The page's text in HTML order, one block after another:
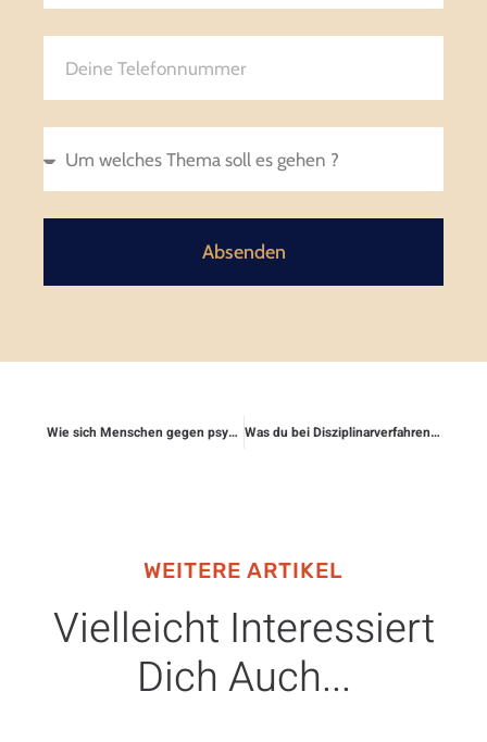
Absenden
Wie sich Menschen gegen psychische Gewalt rechtlich schützen Was du bei Disziplinarverfahren beachten musst
WEITERE ARTIKEL
Vielleicht Interessiert
Dich Auch...